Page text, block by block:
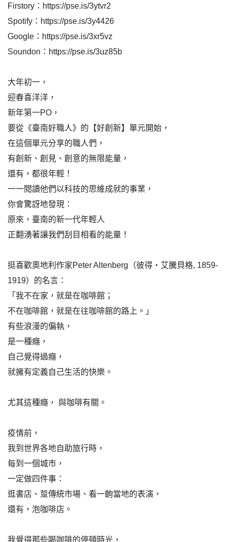
Firstory： https://pse.is/3ytvr2
Spotify： https://pse.is/3y4426
Google： https://pse.is/3xr5vz
Soundon： https://pse.is/3uz85b
大年初一，
迎春喜洋洋，
新年第一PO，
要從《臺南好職人》的【好創新】單元開始，
在這個單元分享的職人們，
有創新、創見、創意的無限能量，
還有，都很年輕！
一一閱讀他們以科技的思維成就的事業，
你會驚訝地發現：
原來，臺南的新一代年輕人
正翻湧著讓我們刮目相看的能量！
挺喜歡奧地利作家Peter Altenberg（彼得‧艾騰貝格, 1859-
1919）的名言：
「我不在家，就是在咖啡館；
不在咖啡館，就是在往咖啡館的路上。」
有些浪漫的偏執，
是一種癮，
自己覺得過癮，
就擁有定義自己生活的快樂。
尤其這種癮， 與咖啡有關。
疫情前，
我到世界各地自助旅行時，
每到一個城市，
一定做四件事：
逛書店、踅傳統市場、看一齣當地的表演，
還有，泡咖啡店。
我覺得那些喝咖啡的停頓時光，